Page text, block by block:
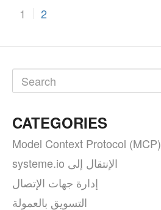
1
2
CATEGORIES
Model Context Protocol (MCP)
systeme.io الإنتقال إلى
إدارة جهات الإتصال
التسويق بالعمولة